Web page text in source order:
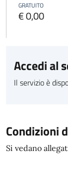
GRATUITO
€ 0,00
Accedi al
Il servizio è
Condizioni
Si vedano